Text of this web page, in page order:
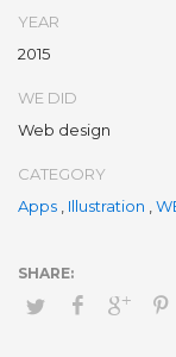
YEAR
2015
WE DID
Web design
CATEGORY
Apps
Illustration